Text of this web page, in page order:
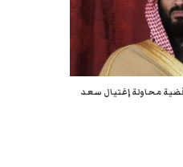
محاولة إغتيال سعد